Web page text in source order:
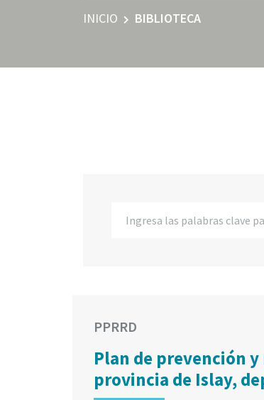
INICIO BIBLIOTECA
PPRRD
Plan de prevención
provincia de Islay,